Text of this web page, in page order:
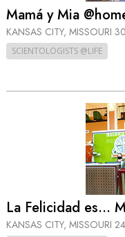
Mamá y Mia
KANSAS CITY, MISSOURI
SCIENTOLOGISTS @LIFE
La Felicidad es...
KANSAS CITY, MISSOURI